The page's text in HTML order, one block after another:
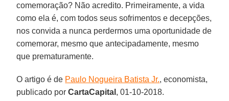
comemoração? Não acredito. Primeiramente, a vida
como ela é, com todos seus sofrimentos e decepções,
nos convida a nunca perdermos uma oportunidade de
comemorar, mesmo que antecipadamente, mesmo
que prematuramente.
O artigo é de Paulo Nogueira Batista Jr., economista,
publicado porCartaCapital , 01-10-2018.